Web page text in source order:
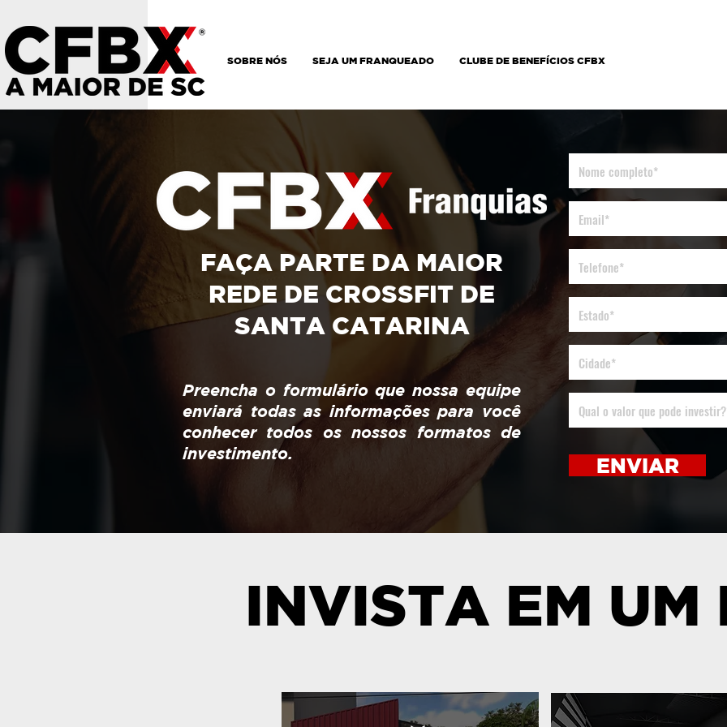
SOBRE NÓS SEJA UM FRANQUEADO CLUBE DE BENEFÍCIOS CFBX
FAÇA PARTE DA MAIOR
REDE DE CROSSFIT DE
SANTA CATARINA
Preencha o formulário que nossa equipe
enviará todas as informações para você
conhecer todos os nossos formatos de
investimento.
ENVIAR
INVISTA EM UM